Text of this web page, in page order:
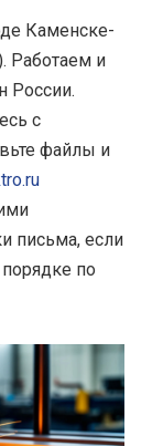
Каменске-
Работаем и
России.
с
файлы и
письма, если
по